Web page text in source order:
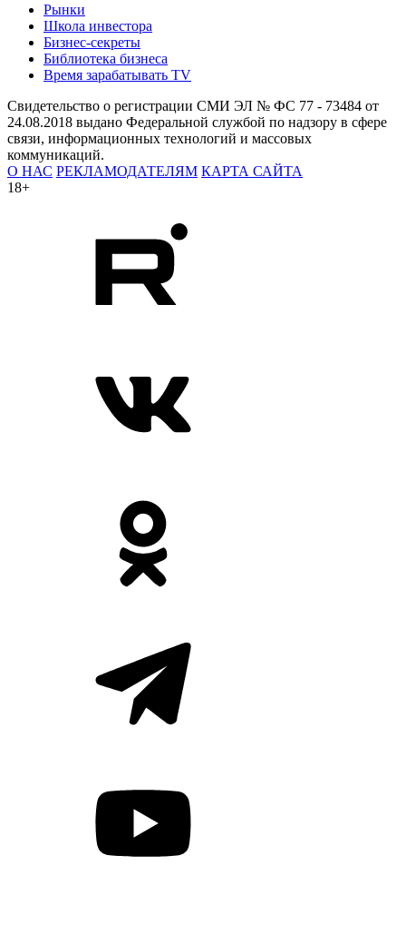
Рынки
Школа инвестора
Бизнес-секреты
Библиотека бизнеса
Время зарабатывать TV
Свидетельство о регистрации СМИ ЭЛ № ФС 77 - 73484 от
24.08.2018 выдано Федеральной службой по надзору в сфере
связи, информационных технологий и массовых
коммуникаций.
О НАС РЕКЛАМОДАТЕЛЯМ КАРТА САЙТА
18+